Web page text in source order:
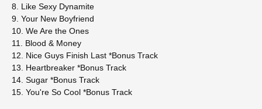
8. Like Sexy Dynamite
9. Your New Boyfriend
10. We Are the Ones
11. Blood & Money
12. Nice Guys Finish Last *Bonus Track
13. Heartbreaker *Bonus Track
14. Sugar *Bonus Track
15. You're So Cool *Bonus Track